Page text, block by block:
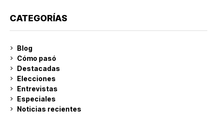
CATEGORÍAS
Blog
Cómo pasó
Destacadas
Elecciones
Entrevistas
Especiales
Noticias recientes